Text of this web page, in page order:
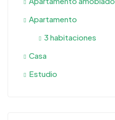
Apartamento
3 habitaciones
Casa
Estudio